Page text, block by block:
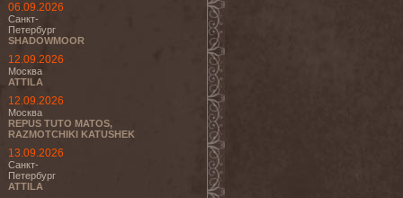
06.09.2026
Санкт-
Петербург
SHADOWMOOR
12.09.2026
Москва
ATTILA
12.09.2026
Москва
REPUS TUTO MATOS,
RAZMOTCHIKI KATUSHEK
13.09.2026
Санкт-
Петербург
ATTILA